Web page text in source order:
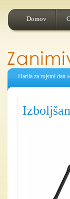
Domov
Darila za rojstni dan »